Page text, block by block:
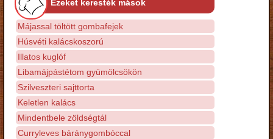
Ezeket keresték mások
Májassal töltött gombafejek
Húsvéti kalácskoszorú
Illatos kuglóf
Libamájpástétom gyümölcsökön
Szilveszteri sajttorta
Keletlen kalács
Mindentbele zöldségtál
Curryleves báránygombóccal